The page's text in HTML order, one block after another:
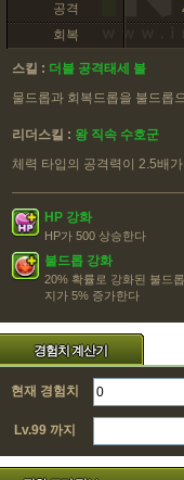
공격
회복
스킬 : 더블 공격태세 불
물드롭과 회복드롭을 불드롭
리더스킬 : 왕 직속 수호군
체력 타입의 공격력이 2.5배가
HP 강화
HP가 500 상승한다
불드롭 강화
20% 확률로 강화된 불드
지가 5% 증가한다
경험치 계산기
현재 경험치
Lv.99 까지